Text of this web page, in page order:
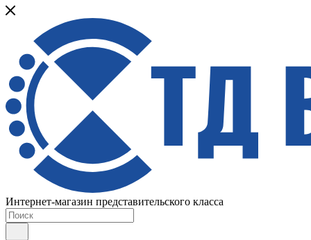
Интернет-магазин представительского класса